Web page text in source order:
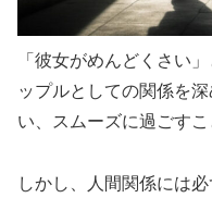
「彼女がめんどくさい
ップルとしての関係を
い、スムーズに過ごすこ
しかし、人間関係には